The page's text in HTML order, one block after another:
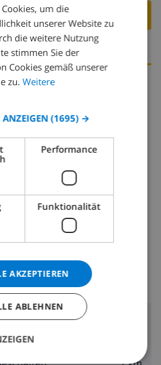
BUCHEN ›
Marbella
DUTCH
SPANISH
GERMAN
ITALIAN
DANISH
um die
unserer Website zu
die weitere Nutzung
stimmen Sie der
Cookies gemäß unserer
zu. Weitere
ANZEIGEN (1695) →
Performance
Funktionalität
AKZEPTIEREN
ABLEHNEN